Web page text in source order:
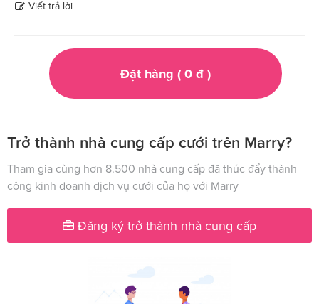
Viết trả lời
Đặt hàng ( 0đ )
Trở thành nhà cung cấp cưới trên Marry?
Tham gia cùng hơn 8.500 nhà cung cấp đã thúc đẩy thành
công kinh doanh dịch vụ cưới của họ với Marry
Đăng ký trở thành nhà cung cấp